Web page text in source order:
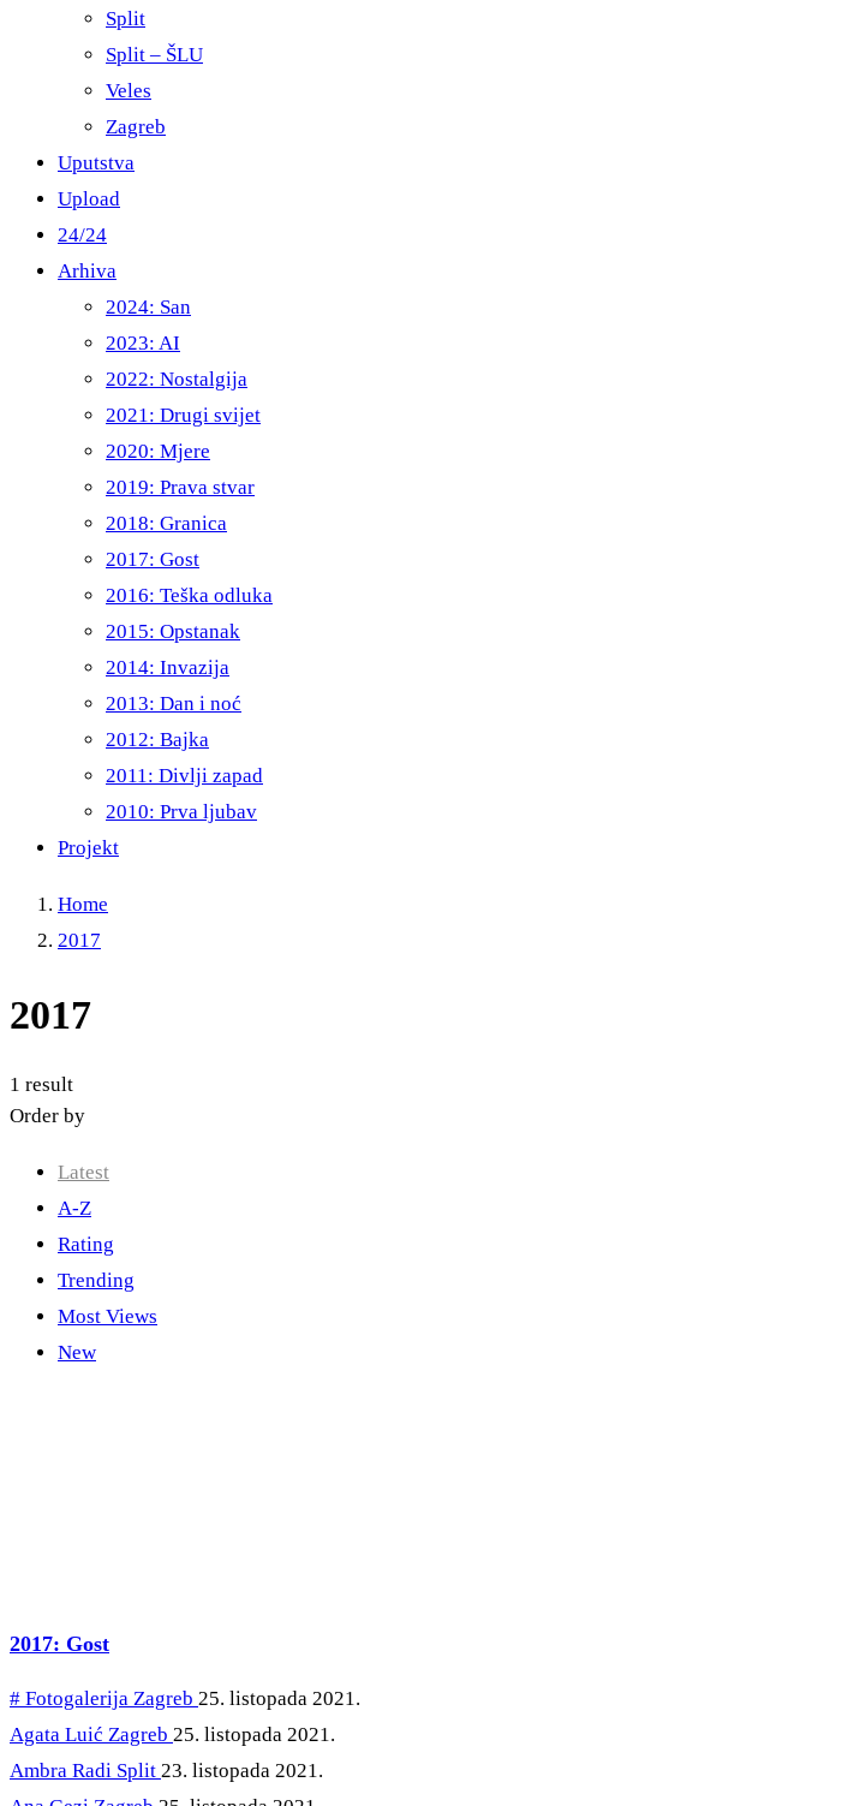
Split
Split – ŠLU
Veles
Zagreb
Uputstva
Upload
24/24
Arhiva
2024: San
2023: AI
2022: Nostalgija
2021: Drugi svijet
2020: Mjere
2019: Prava stvar
2018: Granica
2017: Gost
2016: Teška odluka
2015: Opstanak
2014: Invazija
2013: Dan i noć
2012: Bajka
2011: Divlji zapad
2010: Prva ljubav
Projekt
Home
2017
2017
1 result
Order by
Latest
A-Z
Rating
Trending
Most Views
New
2017: Gost
# Fotogalerija Zagreb 25. listopada 2021.
Agata Luić Zagreb 25. listopada 2021.
Ambra Radi Split 23. listopada 2021.